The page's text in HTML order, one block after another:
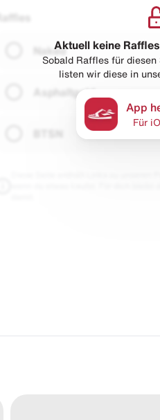
Raffles
Naked
Asphaltgold
Aktuell keine
Sobald Raffles für
listen wir diese in
App
Für